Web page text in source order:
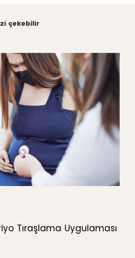
çekebilir
Tıraşlama Uygulaması